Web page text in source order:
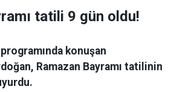
tatili 9 gün oldu!
konuşan
Ramazan Bayramı tatilinin